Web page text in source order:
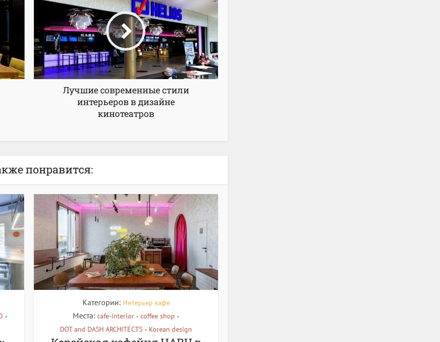
Лучшие современные стили
интерьеров в дизайне
кинотеатров
понравится:
•
Категории: Интерьер кафе
Места: cafe-interior • coffee shop •
DOT and DASH ARCHITECTS • Korean design